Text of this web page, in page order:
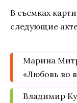
В съемках
следующие
Марина
«Любовь во
Владимир